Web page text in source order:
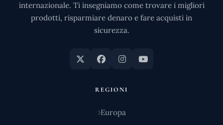
internazionale. Ti insegniamo come trovare i migliori
prodotti, risparmiare denaro e fare acquisti in
sicurezza.
REGIONI
Europa